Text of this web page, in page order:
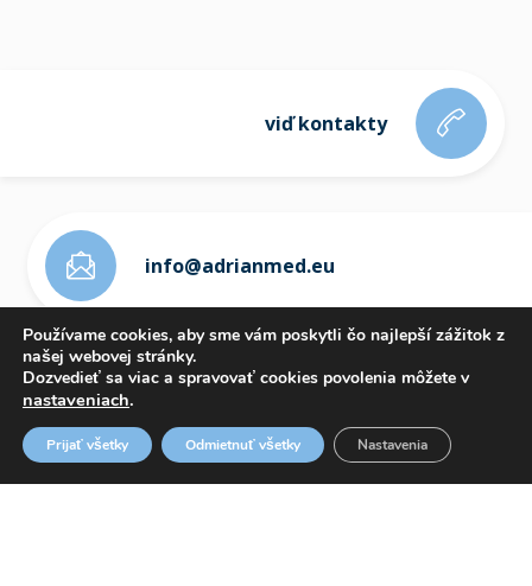
viď kontakty
info@adrianmed.eu
ETICKÝ KÓDEX
Používame cookies, aby sme vám poskytli čo najlepší zážitok z
našej webovej stránky.
Dozvedieť sa viac a spravovať cookies povolenia môžete v
nastaveniach.
Prijať všetky Odmietnuť všetky Nastavenia